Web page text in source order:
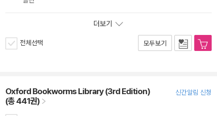
더보기
전체선택 모두보기
Oxford Bookworms Library (3rd Edition)
(총 441권)
신간알림 신청